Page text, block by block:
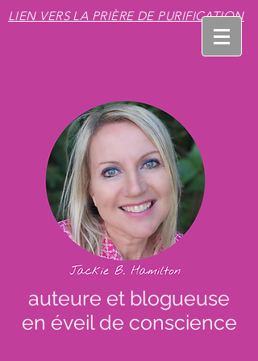
LIEN VERS LA PRIÈRE DE PURIFICATION
auteure et blogueuse
en éveil de conscience